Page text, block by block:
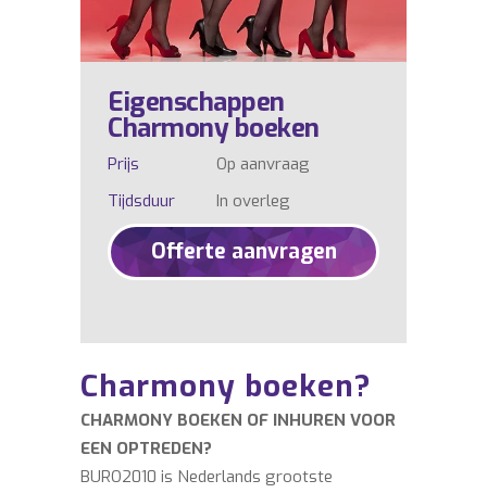
Eigenschappen
Charmony boeken
Prijs
Op aanvraag
Tijdsduur
In overleg
Offerte aanvragen
Charmony boeken?
CHARMONY BOEKEN OF INHUREN VOOR
EEN OPTREDEN?
BURO2010 is Nederlands grootste